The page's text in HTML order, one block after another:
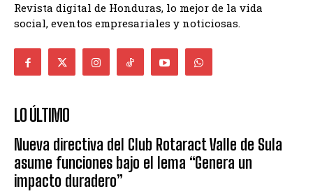
Revista digital de Honduras, lo mejor de la vida
social, eventos empresariales y noticiosas.
LO ÚLTIMO
Nueva directiva del Club Rotaract Valle de Sula
asume funciones bajo el lema “Genera un
impacto duradero”